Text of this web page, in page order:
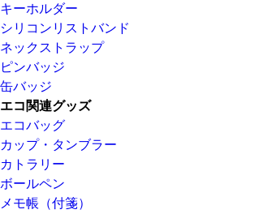
キーホルダー
シリコンリストバンド
ネックストラップ
ピンバッジ
缶バッジ
エコ関連グッズ
エコバッグ
カップ・タンブラー
カトラリー
ボールペン
メモ帳（付箋）